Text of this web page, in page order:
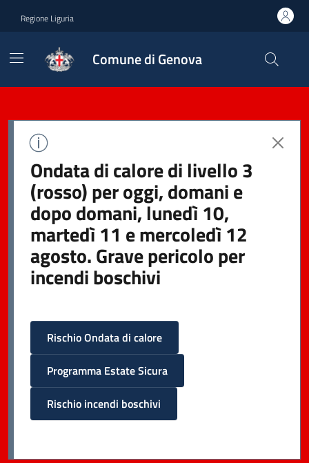
Regione Liguria
Comune di Genova
Ondata di calore di livello 3
(rosso) per oggi, domani e
dopo domani, lunedì 10,
martedì 11 e mercoledì 12
agosto. Grave pericolo per
incendi boschivi
Rischio Ondata di calore
Programma Estate Sicura
Rischio incendi boschivi